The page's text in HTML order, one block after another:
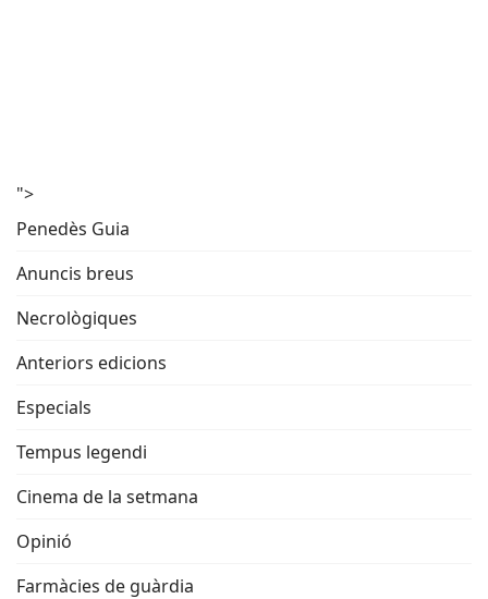
">
Penedès Guia
Anuncis breus
Necrològiques
Anteriors edicions
Especials
Tempus legendi
Cinema de la setmana
Opinió
Farmàcies de guàrdia